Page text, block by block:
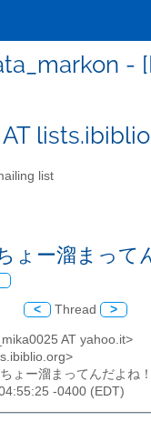
-
list
ょー溜まって
< Thread >
AT yahoo.it>
ょー溜まってんだよね！
-0400 (EDT)